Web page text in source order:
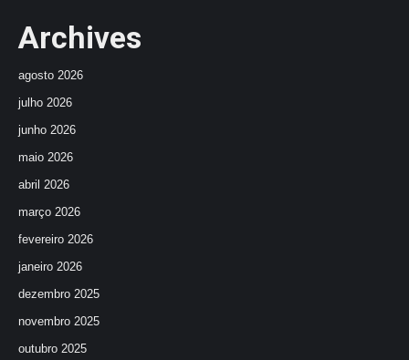
Archives
agosto 2026
julho 2026
junho 2026
maio 2026
abril 2026
março 2026
fevereiro 2026
janeiro 2026
dezembro 2025
novembro 2025
outubro 2025